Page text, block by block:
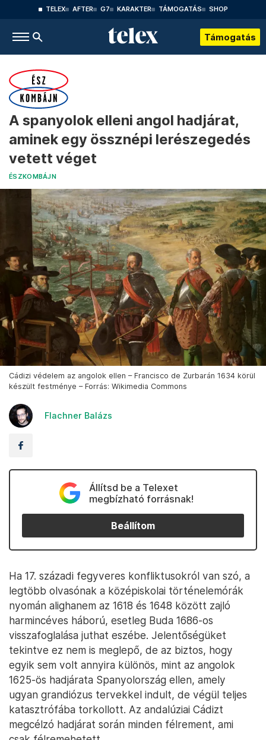
TELEX AFTER G7 KARAKTER TÁMOGATÁS SHOP
Támogatás
A spanyolok elleni angol hadjárat,
aminek egy össznépi lerészegedés
vetett véget
ÉSZKOMBÁJN
Cádizi védelem az angolok ellen – Francisco de Zurbarán 1634 körül
készült festménye – Forrás: Wikimedia Commons
Flachner Balázs
Állítsd be a Telexet
megbízható forrásnak!
Beállítom
Ha 17. századi fegyveres konfliktusokról van szó, a
legtöbb olvasónak a középiskolai történelemórák
nyomán alighanem az 1618 és 1648 között zajló
harmincéves háború, esetleg Buda 1686-os
visszafoglalása juthat eszébe. Jelentőségüket
tekintve ez nem is meglepő, de az biztos, hogy
egyik sem volt annyira különös, mint az angolok
1625-ös hadjárata Spanyolország ellen, amely
ugyan grandiózus tervekkel indult, de végül teljes
katasztrófába torkollott. Az andalúziai Cádizt
megcélzó hadjárat során minden félrement, ami